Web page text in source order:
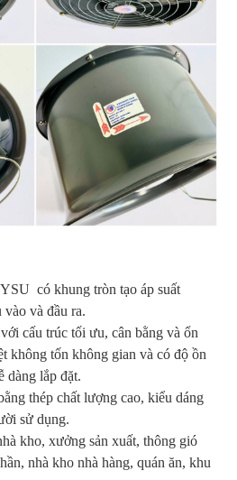
có khung tròn tạo áp suất
và đầu ra.
cấu trúc tối ưu, cân bằng và ổn
không tốn không gian và có độ ồn
dàng lắp đặt.
thép chất lượng cao, kiểu dáng
sử dụng.
kho, xưởng sản xuất, thông gió
nhà kho nhà hàng, quán ăn, khu